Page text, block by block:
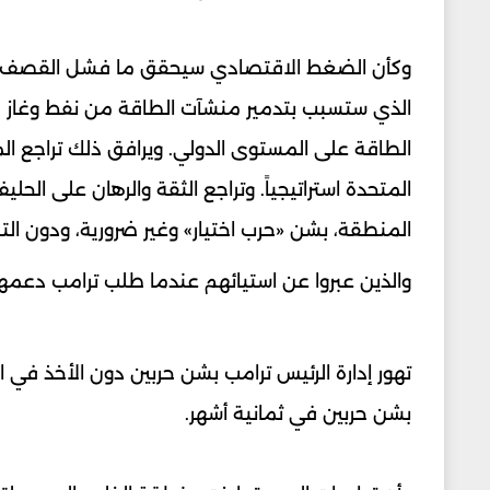
وكأن الضغط الاقتصادي سيحقق ما فشل القصف
الذي ستسبب بتدمير منشآت الطاقة من نفط
الطاقة على المستوى الدولي. ويرافق ذلك تراجع
المتحدة استراتيجياً. وتراجع الثقة والرهان على
المنطقة، بشن «حرب اختيار» وغير ضرورية، ودون
والذين عبروا عن استيائهم عندما طلب ترامب
تهور إدارة الرئيس ترامب بشن حربين دون الأخذ في
بشن حربين في ثمانية أشهر.